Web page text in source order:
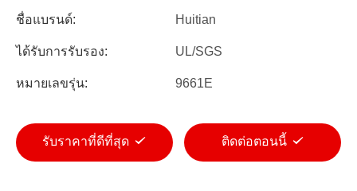
ชื่อแบรนด์: Huitian
ได้รับการรับรอง: UL/SGS
หมายเลขรุ่น: 9661E
รับราคาที่ดีที่สุด ติดต่อตอนนี้